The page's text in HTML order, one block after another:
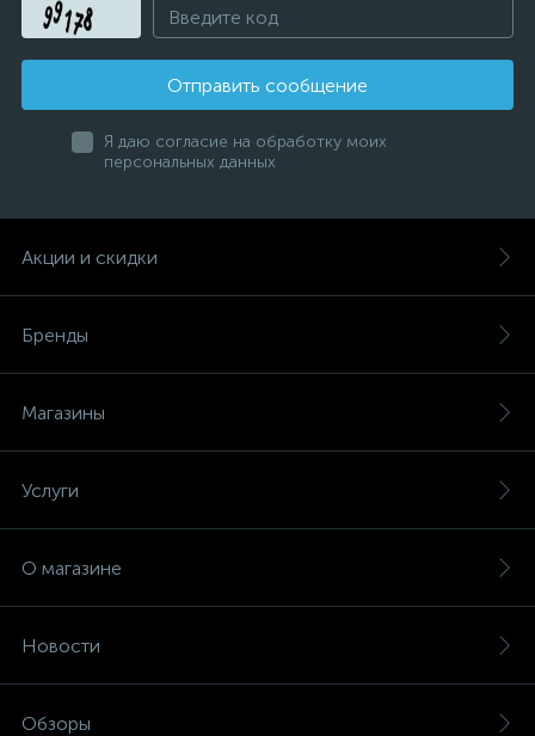
Отправить сообщение
Я даю согласие на обработку моих
персональных данных
Акции и скидки
Бренды
Магазины
Услуги
О магазине
Новости
Обзоры